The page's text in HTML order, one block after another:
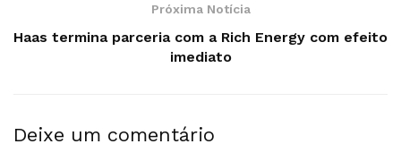
Próxima Notícia
Haas termina parceria com a Rich Energy com efeito
imediato
Deixe um comentário